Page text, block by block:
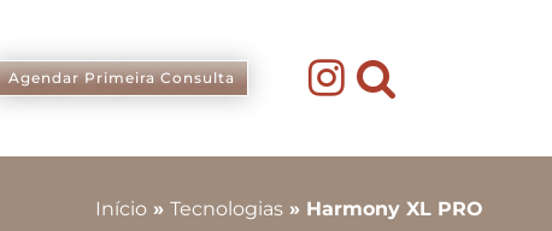
Agendar Primeira Consulta
Início » Tecnologias » Harmony XL PRO